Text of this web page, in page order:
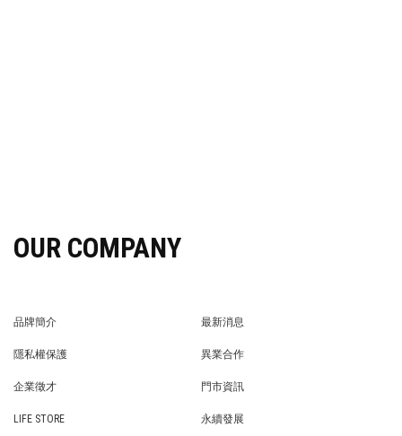
OUR COMPANY
品牌簡介
最新消息
隱私權保護
異業合作
企業徵才
門市資訊
LIFE STORE
永續發展